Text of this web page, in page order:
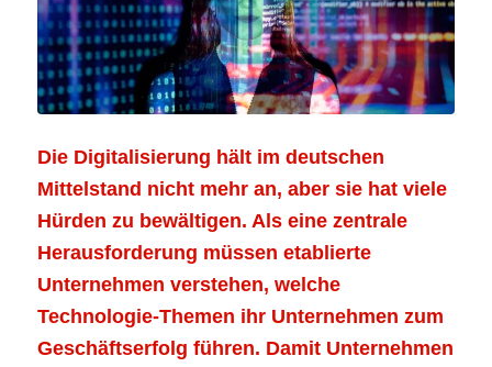
Die Digitalisierung hält im deutschen
Mittelstand nicht mehr an, aber sie hat viele
Hürden zu bewältigen. Als eine zentrale
Herausforderung müssen etablierte
Unternehmen verstehen, welche
Technologie-Themen ihr Unternehmen zum
Geschäftserfolg führen. Damit Unternehmen